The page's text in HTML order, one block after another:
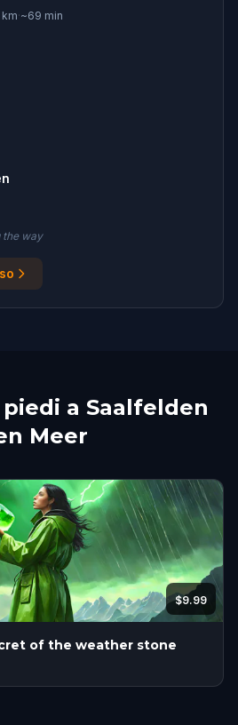
km·~69 min
way
a Saalfelden
Meer
$9.99
of the weather stone